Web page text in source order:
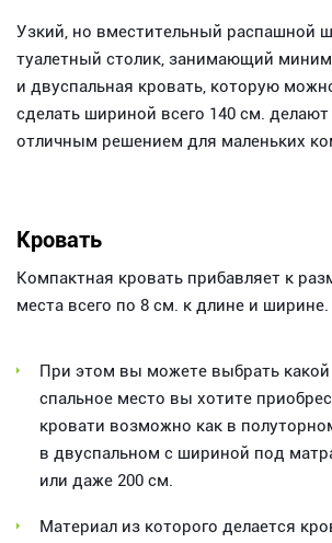
Узкий, но вместительный распашной
туалетный столик, занимающий
и двуспальная кровать, которую
сделать шириной всего 140 см.
отличным решением для маленьких
Кровать
Компактная кровать прибавляет к
места всего по 8 см. к длине и ширине.
При этом вы можете выбрать
спальное место вы хотите
кровати возможно как в
в двуспальном с шириной под
или даже 200 см.
Материал из которого делается